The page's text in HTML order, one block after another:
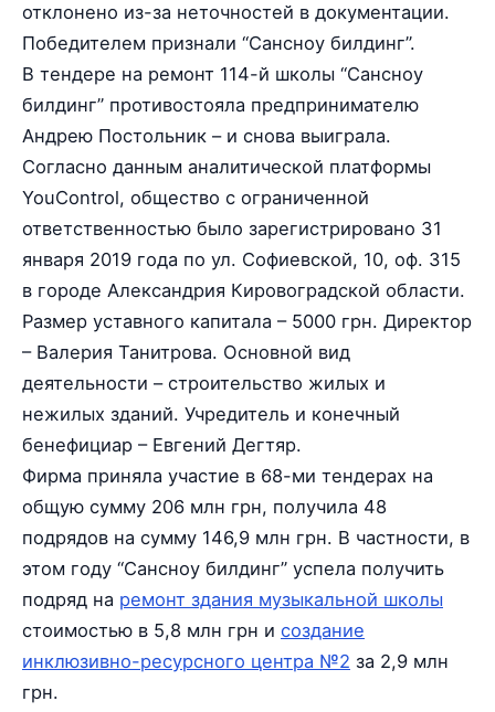
отклонено из-за неточностей в документации.
Победителем признали “Сансноу билдинг”.
В тендере на ремонт 114-й школы “Сансноу
билдинг” противостояла предпринимателю
Андрею Постольник – и снова выиграла.
Согласно данным аналитической платформы
YouControl, общество с ограниченной
ответственностью было зарегистрировано 31
января 2019 года по ул. Софиевской, 10, оф. 315
в городе Александрия Кировоградской области.
Размер уставного капитала – 5000 грн. Директор
– Валерия Танитрова. Основной вид
деятельности – строительство жилых и
нежилых зданий. Учредитель и конечный
бенефициар – Евгений Дегтяр.
Фирма приняла участие в 68-ми тендерах на
общую сумму 206 млн грн, получила 48
подрядов на сумму 146,9 млн грн. В частности, в
этом году “Сансноу билдинг” успела получить
подряд на ремонт здания музыкальной школы
стоимостью в 5,8 млн грн и создание
инклюзивно-ресурсного центра №2 за 2,9 млн
грн.